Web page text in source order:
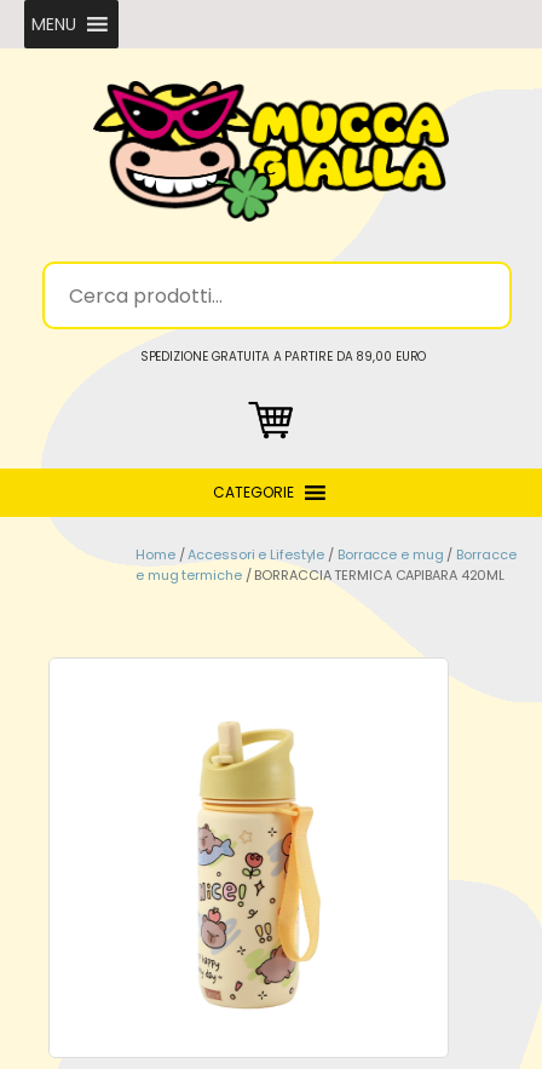
MENU
SPEDIZIONE GRATUITA A PARTIRE DA 89,00 EURO
CATEGORIE
Home/Accessori e Lifestyle / Borracce e mug / Borracce
e mug termiche/ BORRACCIA TERMICA CAPIBARA 420ML